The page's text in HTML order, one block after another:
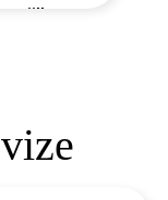
ülkeye ve